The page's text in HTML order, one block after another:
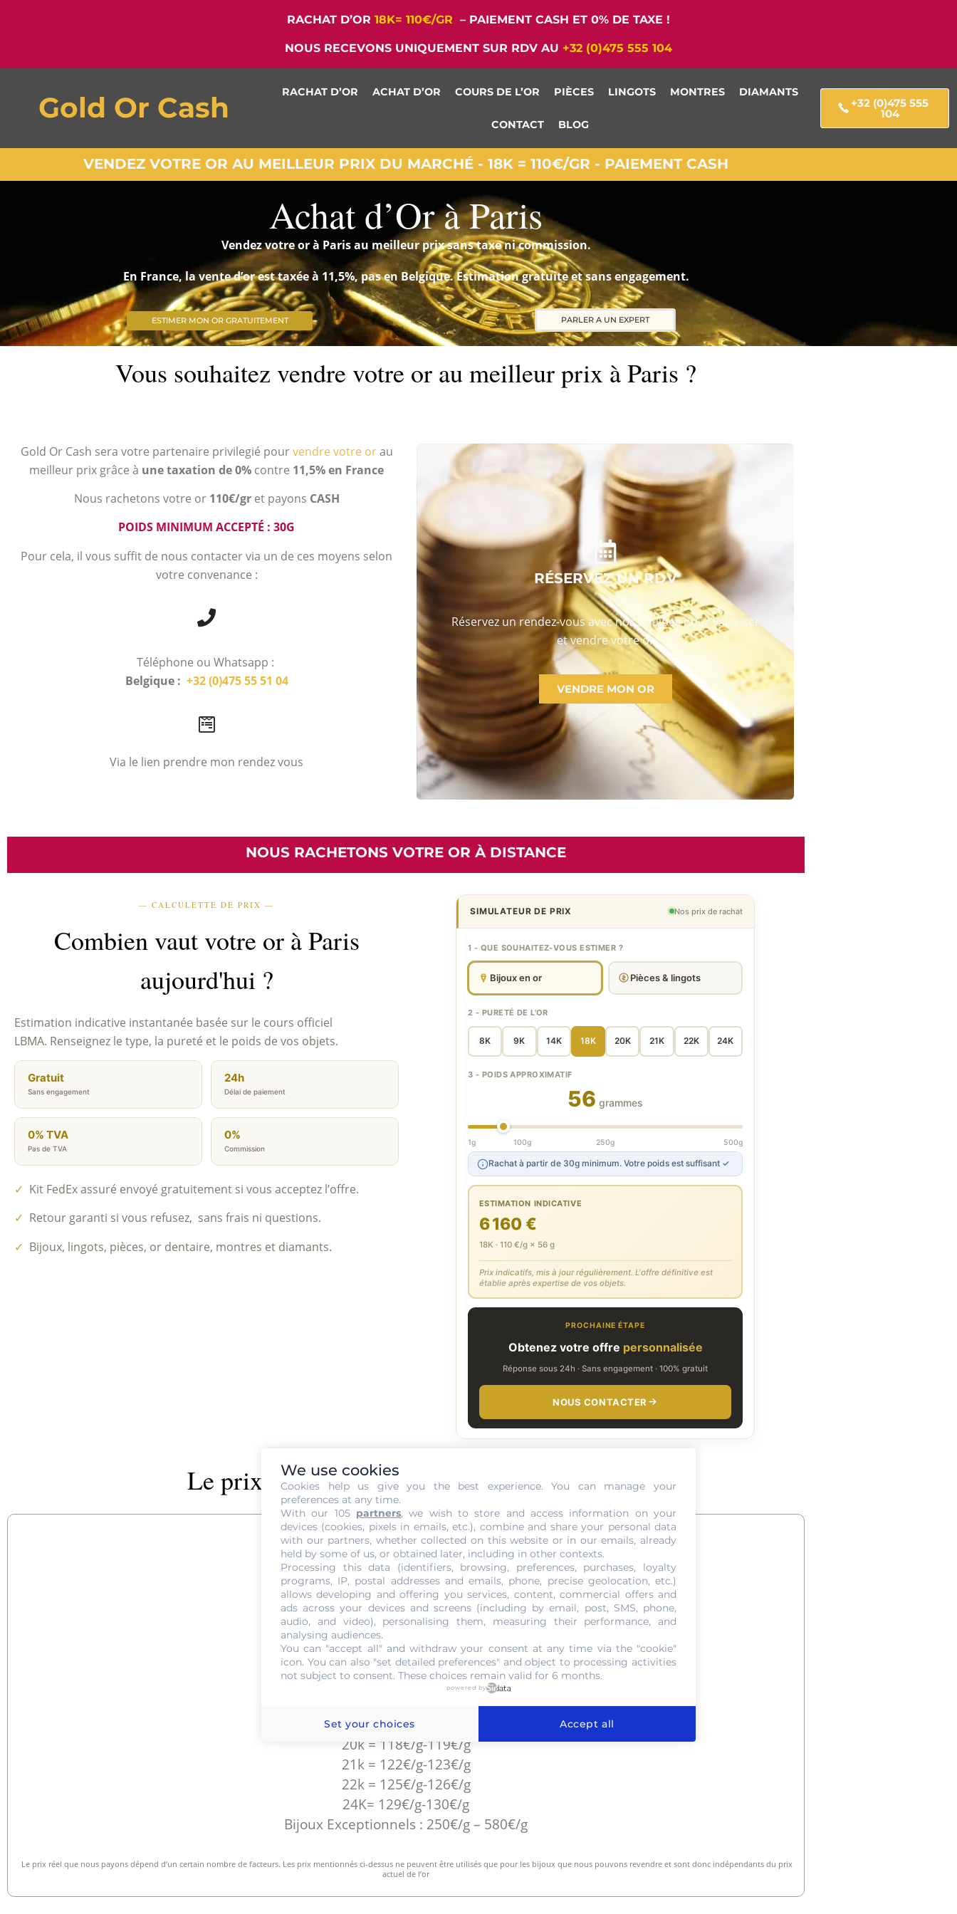
RACHAT D’OR 18K= 110€/GR – PAIEMENT CASH ET 0% DE TAXE !
NOUS RECEVONS UNIQUEMENT SUR RDV AU +32 (0)475 555 104
Gold Or Cash RACHAT D’OR ACHAT D’OR COURS DE L’OR PIÈCES LINGOTS MONTRES DIAMANTS
CONTACT BLOG
+32 (0)475 555
104
VENDEZ VOTRE OR AU MEILLEUR PRIX DU MARCHÉ - 18K = 110€/GR - PAIEMENT CASH
Achat d’Or à Paris
Vendez votre or à Paris au meilleur prix sans taxe ni commission.
En France, la vente d’or est taxée à 11,5%, pas en Belgique. Estimation gratuite et sans engagement.
ESTIMER MON OR GRATUITEMENT PARLER A UN EXPERT
Vous souhaitez vendre votre or au meilleur prix à Paris ?
Gold Or Cash sera votre partenaire privilegié pourvendre votre orau
meilleur prix grâce à une taxation de 0% contre 11,5% en France
Nous rachetons votre or 110€/gr et payons CASH
POIDS MINIMUM ACCEPTÉ : 30G
Pour cela, il vous suffit de nous contacter via un de ces moyens selon
votre convenance :
Téléphone ou Whatsapp :
Belgique : +32 (0)475 55 51 04
Via le lien prendre mon rendez vous
RÉSERVEZ UN RDV
Réservez un rendez-vous avec nos équipes pour valoriser
et vendre votre or
VENDRE MON OR
NOUS RACHETONS VOTRE OR À DISTANCE
— CALCULETTE DE PRIX —
Combien vaut votre or à Paris
aujourd'hui ?
Estimation indicative instantanée basée sur le cours officiel
LBMA. Renseignez le type, la pureté et le poids de vos objets.
Gratuit
Sans engagement
24h
Délai de paiement
0% TVA
Pas de TVA
0%
Commission
✓ Kit FedEx assuré envoyé gratuitement si vous acceptez l’offre.
✓ Retour garanti si vous refusez, sans frais ni questions.
✓ Bijoux, lingots, pièces, or dentaire, montres et diamants.
SIMULATEUR DE PRIX Nos prix de rachat
1 - QUE SOUHAITEZ-VOUS ESTIMER ?
Bijoux en or Pièces & lingots
2 - PURETÉ DE L'OR
8K 9K 14K 18K 20K 21K 22K 24K
3 - POIDS APPROXIMATIF
56 grammes
1g 100g 250g 500g
Rachat à partir de 30g minimum. Votre poids est suffisant ✓
ESTIMATION INDICATIVE
6 160 €
18K · 110 €/g × 56 g
Prix indicatifs, mis à jour régulièrement. L'offre définitive est
établie après expertise de vos objets.
PROCHAINE ÉTAPE
Obtenez votre offre personnalisée
Réponse sous 24h · Sans engagement · 100% gratuit
NOUS CONTACTER
Le prix de l'or au gramme par carat à Paris
PRIX DE L'OR AU GRAMME PAR CARAT
Nous rachetons votre orà partir de 30g
Paiement Cash
8k = 49€/g-50€/g
9k = 54€/g-56€/g
18k = 109€/g-110€/g
20k = 118€/g-119€/g
21k = 122€/g-123€/g
22k = 125€/g-126€/g
24K= 129€/g-130€/g
Bijoux Exceptionnels : 250€/g – 580€/g
Le prix réel que nous payons dépend d’un certain nombre de facteurs. Les prix mentionnés ci-dessus ne peuvent être utilisés que pour les bijoux que nous pouvons revendre et sont donc indépendants du prix
actuel de l’or
We use cookies
Cookies help us give you the best experience. You can manage your
preferences at any time.
With our 105 partners, we wish to store and access information on your
devices (cookies, pixels in emails, etc.), combine and share your personal data
with our partners, whether collected on this website or in our emails, already
held by some of us, or obtained later, including in other contexts.
Processing this data (identifiers, browsing, preferences, purchases, loyalty
programs, IP, postal addresses and emails, phone, precise geolocation, etc.)
allows developing and offering you services, content, commercial offers and
ads across your devices and screens (including by email, post, SMS, phone,
audio, and video), personalising them, measuring their performance, and
analysing audiences.
You can "accept all" and withdraw your consent at any time via the "cookie"
icon. You can also "set detailed preferences" and object to processing activities
not subject to consent. These choices remain valid for 6 months.
powered by
Set your choices Accept all